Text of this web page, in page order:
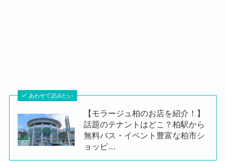
あわせて読みたい
【モラージュ柏のお店を紹介！】
話題のテナントはどこ？柏駅から
無料バス・イベント豊富な柏市シ
ョッピ…